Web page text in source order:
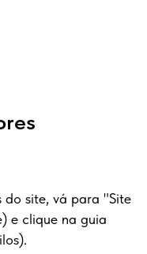
do site, vá para "Site
e clique na guia